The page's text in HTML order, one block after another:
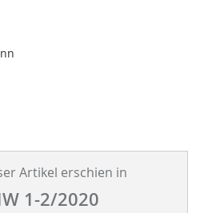
Artikel erschien in
1-2/2020